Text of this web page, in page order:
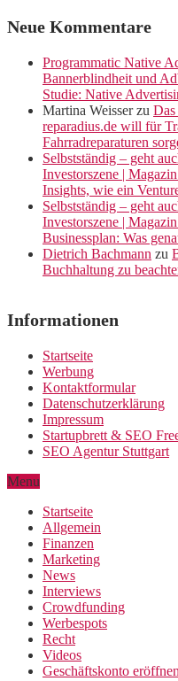
Neue Kommentare
Programmatic Native
Bannerblindheit und
Studie: Native
Martina Weisserzu
reparadius.de will für
Fahrradreparaturen
Selbstständig – geht
Investorszene |
Insights, wie ein
Selbstständig – geht
Investorszene |
Businessplan: Was
Dietrich Bachmann zu
Buchhaltung zu
Informationen
Startseite
Werbung
Kontaktformular
Datenschutzerklärung
Impressum
Startupbrett & SEO
SEO Agentur Stuttgart
Menu
Startseite
Allgemein
Finanzen
Marketing
News
Interviews
Crowdfunding
Werbespots
Recht
Videos
Geschäftskonto eröffnen